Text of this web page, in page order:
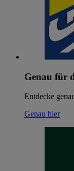
Genau für
Entdecke
Genau hier